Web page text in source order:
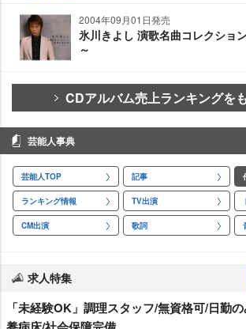
2004年09月01日発売
氷川きよし 演歌名曲コレクショ
～
CDアルバム売上ランキングを
芸能人事典
芸能人TOP 記事
ランキング情報 TV出演
CM出演 歌詞
求人特集
「未経験OK」調理スタッフ/無資格可/日勤